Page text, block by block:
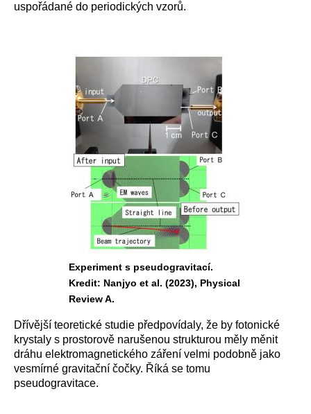
uspořádané do periodických vzorů.
Experiment s pseudogravitací.
Kredit: Nanjyo et al. (2023), Physical
Review A.
Dřívější teoretické studie předpovídaly, že by fotonické
krystaly s prostorově narušenou strukturou měly měnit
dráhu elektromagnetického záření velmi podobně jako
vesmírné gravitační čočky. Říká se tomu
pseudogravitace.